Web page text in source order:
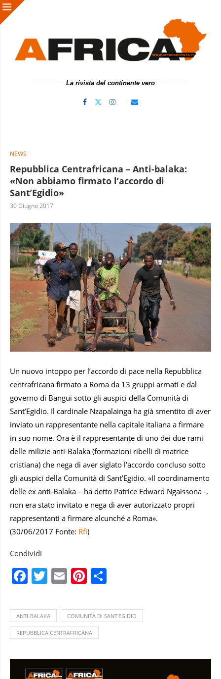
La rivista del continente vero
NEWS
Repubblica Centrafricana – Anti-balaka:
«Non abbiamo firmato l’accordo di
Sant’Egidio»
30 Giugno 2017
Un nuovo intoppo per l’accordo di pace nella Repubblica
centrafricana firmato a Roma da 13 gruppi armati e dal
governo di Bangui sotto gli auspici della Comunità di
Sant’Egidio. Il cardinale Nzapalainga ha già smentito di aver
inviato un rappresentante nella capitale italiana a firmare
in suo nome. Ora è il rappresentante di uno dei due rami
delle milizie anti-Balaka (formazioni ribelli di matrice
cristiana) che nega di aver siglato l’accordo concluso sotto
gli auspici della Comunità di Sant’Egidio. «Il coordinamento
delle ex anti-Balaka – ha detto Patrice Edward Ngaissona -,
non era stato invitato e nega di aver autorizzato propri
rappresentanti a firmare alcunché a Roma».
(30/06/2017 Fonte: Rfi)
Condividi
Facebook
Twitter
EmailPinterest
ANTI-BALAKA COMUNITÀ DI SANT'EGIDIO
REPUBBLICA CENTRAFRICANA